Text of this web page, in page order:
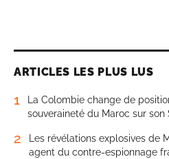
ARTICLES LES PLUS LUS
1
La Colombie change de
souveraineté du Maroc sur son
2
Les révélations explosives de
agent du contre-espionnage